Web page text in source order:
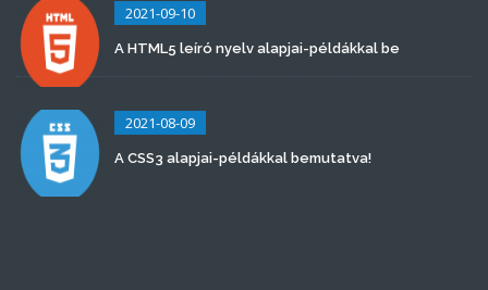
2021-09-10
A HTML5 leíró nyelv alapjai-példákkal be
2021-08-09
A CSS3 alapjai-példákkal bemutatva!